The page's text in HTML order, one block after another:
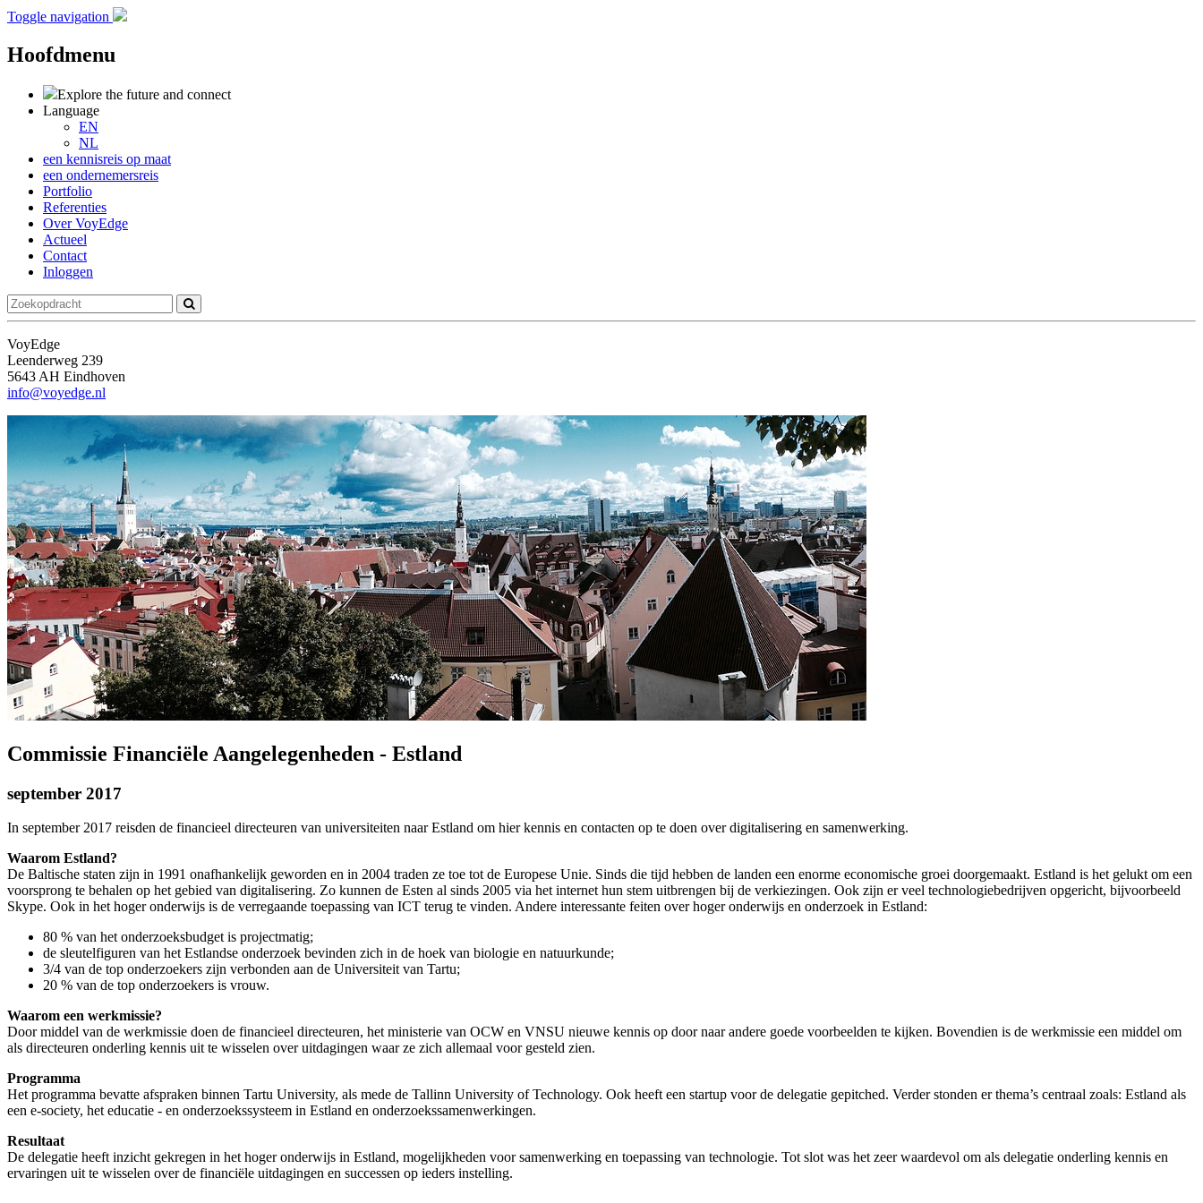
Toggle navigation
Hoofdmenu
Explore the future and connect
Language
EN
NL
een kennisreis op maat
een ondernemersreis
Portfolio
Referenties
Over VoyEdge
Actueel
Contact
Inloggen
VoyEdge
Leenderweg 239
5643 AH Eindhoven
info@voyedge.nl
Commissie Financiële Aangelegenheden - Estland
september 2017
In september 2017 reisden de financieel directeuren van universiteiten naar Estland om hier kennis en contacten op te doen over digitalisering en samenwerking.
Waarom Estland?
De Baltische staten zijn in 1991 onafhankelijk geworden en in 2004 traden ze toe tot de Europese Unie. Sinds die tijd hebben de landen een enorme economische groei doorgemaakt. Estland is het gelukt om een
voorsprong te behalen op het gebied van digitalisering. Zo kunnen de Esten al sinds 2005 via het internet hun stem uitbrengen bij de verkiezingen. Ook zijn er veel technologiebedrijven opgericht, bijvoorbeeld
Skype. Ook in het hoger onderwijs is de verregaande toepassing van ICT terug te vinden. Andere interessante feiten over hoger onderwijs en onderzoek in Estland:
80 % van het onderzoeksbudget is projectmatig;
de sleutelfiguren van het Estlandse onderzoek bevinden zich in de hoek van biologie en natuurkunde;
3/4 van de top onderzoekers zijn verbonden aan de Universiteit van Tartu;
20 % van de top onderzoekers is vrouw.
Waarom een werkmissie?
Door middel van de werkmissie doen de financieel directeuren, het ministerie van OCW en VNSU nieuwe kennis op door naar andere goede voorbeelden te kijken. Bovendien is de werkmissie een middel om
als directeuren onderling kennis uit te wisselen over uitdagingen waar ze zich allemaal voor gesteld zien.
Programma
Het programma bevatte afspraken binnen Tartu University, als mede de Tallinn University of Technology. Ook heeft een startup voor de delegatie gepitched. Verder stonden er thema’s centraal zoals: Estland als
een e-society, het educatie - en onderzoekssysteem in Estland en onderzoekssamenwerkingen.
Resultaat
De delegatie heeft inzicht gekregen in het hoger onderwijs in Estland, mogelijkheden voor samenwerking en toepassing van technologie. Tot slot was het zeer waardevol om als delegatie onderling kennis en
ervaringen uit te wisselen over de financiële uitdagingen en successen op ieders instelling.